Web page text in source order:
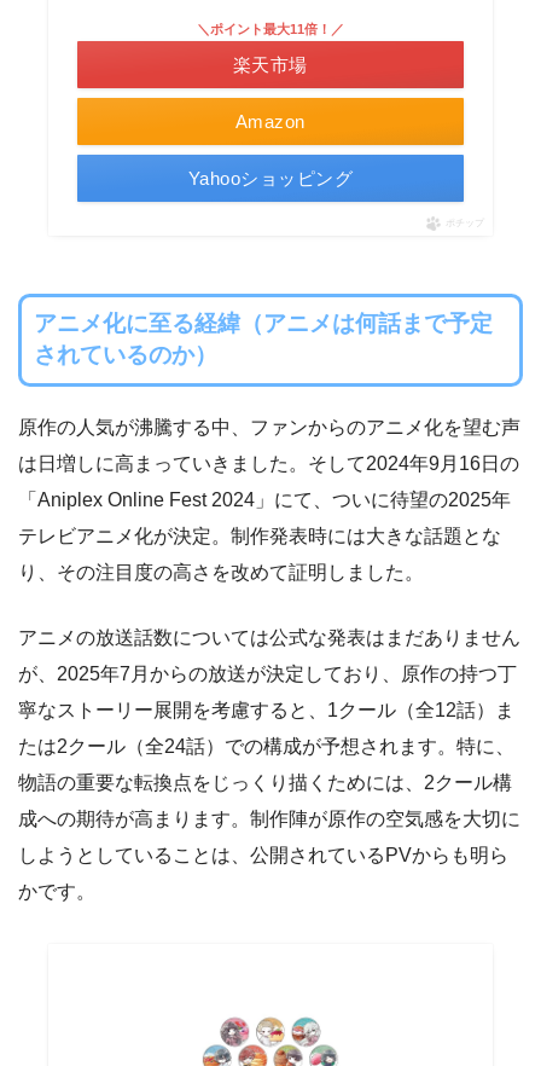
Amazon
＼ポイント最大11倍！／
楽天市場
Yahooショッピング
ポチップ
アニメ化に至る経緯（アニメは何話まで予定
されているのか）
原作の人気が沸騰する中、ファンからのアニメ化を望む声
は日増しに高まっていきました。そして2024年9月16日の
「Aniplex Online Fest 2024」にて、ついに待望の2025年
テレビアニメ化が決定。制作発表時には大きな話題とな
り、その注目度の高さを改めて証明しました。
アニメの放送話数については公式な発表はまだありません
が、2025年7月からの放送が決定しており、原作の持つ丁
寧なストーリー展開を考慮すると、1クール（全12話）ま
たは2クール（全24話）での構成が予想されます。特に、
物語の重要な転換点をじっくり描くためには、2クール構
成への期待が高まります。制作陣が原作の空気感を大切に
しようとしていることは、公開されているPVからも明ら
かです。